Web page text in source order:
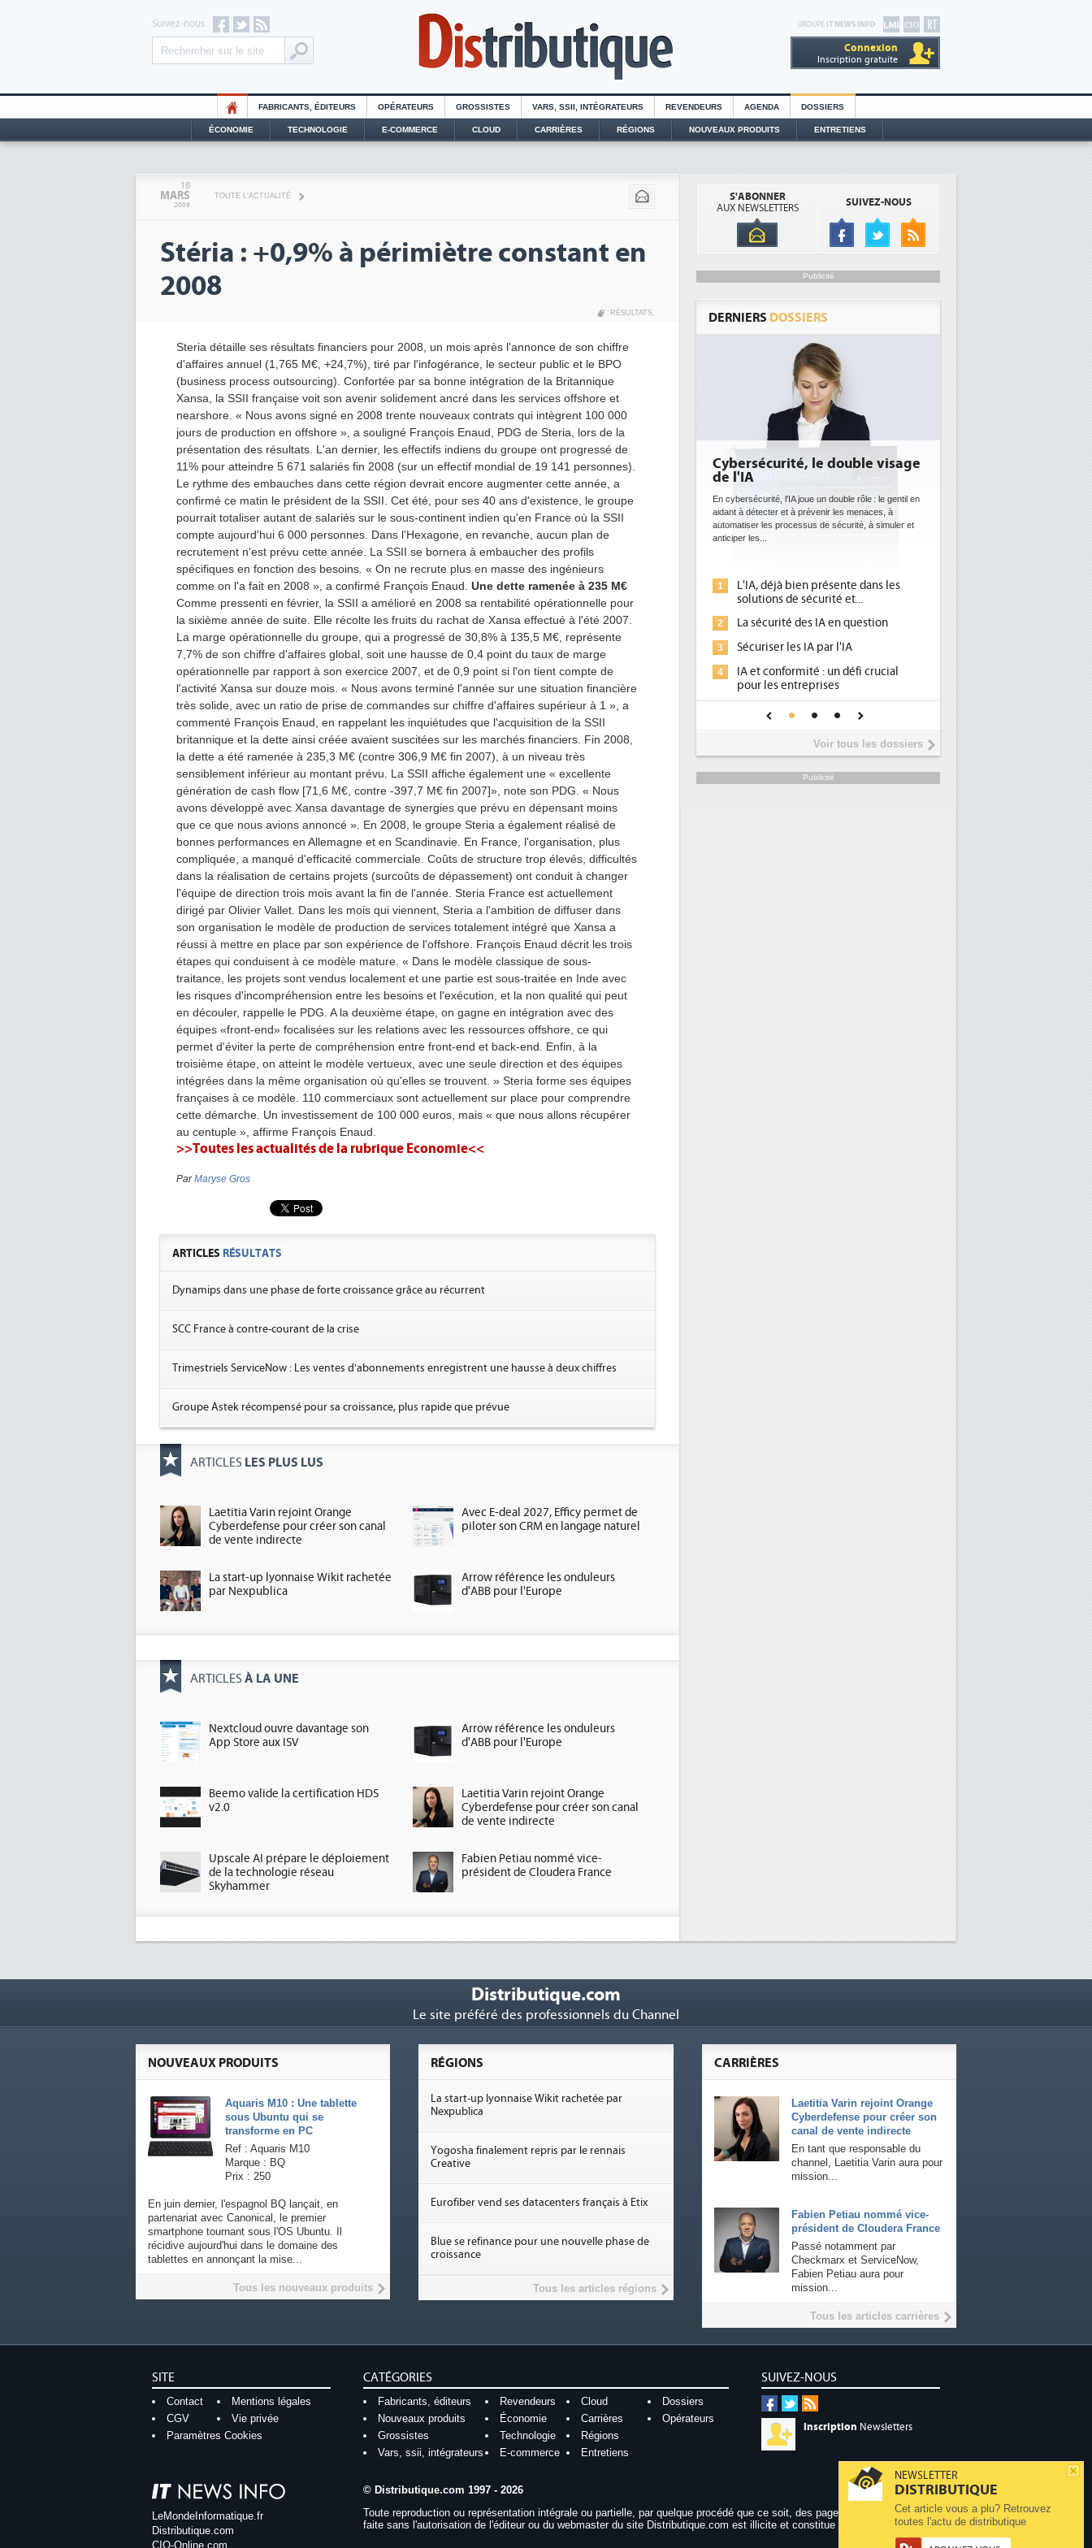
GROUPE IT NEWS INFO
Connexion
Inscription gratuite
Suivez-nous
FABRICANTS, ÉDITEURS OPÉRATEURS GROSSISTES VARS, SSII, INTÉGRATEURS REVENDEURS AGENDA DOSSIERS
ÉCONOMIE TECHNOLOGIE E-COMMERCE CLOUD CARRIÈRES RÉGIONS NOUVEAUX PRODUITS ENTRETIENS
18
MARS
2009
TOUTE L'ACTUALITÉ
Stéria : +0,9% à périmiètre constant en
2008
RÉSULTATS,
Steria détaille ses résultats financiers pour 2008, un mois après l'annonce de son chiffre
d'affaires annuel (1,765 M€, +24,7%), tiré par l'infogérance, le secteur public et le BPO
(business process outsourcing). Confortée par sa bonne intégration de la Britannique
Xansa, la SSII française voit son avenir solidement ancré dans les services offshore et
nearshore. « Nous avons signé en 2008 trente nouveaux contrats qui intègrent 100 000
jours de production en offshore », a souligné François Enaud, PDG de Steria, lors de la
présentation des résultats. L'an dernier, les effectifs indiens du groupe ont progressé de
11% pour atteindre 5 671 salariés fin 2008 (sur un effectif mondial de 19 141 personnes).
Le rythme des embauches dans cette région devrait encore augmenter cette année, a
confirmé ce matin le président de la SSII. Cet été, pour ses 40 ans d'existence, le groupe
pourrait totaliser autant de salariés sur le sous-continent indien qu'en France où la SSII
compte aujourd'hui 6 000 personnes. Dans l'Hexagone, en revanche, aucun plan de
recrutement n'est prévu cette année. La SSII se bornera à embaucher des profils
spécifiques en fonction des besoins. « On ne recrute plus en masse des ingénieurs
comme on l'a fait en 2008 », a confirmé François Enaud. Une dette ramenée à 235 M€
Comme pressenti en février, la SSII a amélioré en 2008 sa rentabilité opérationnelle pour
la sixième année de suite. Elle récolte les fruits du rachat de Xansa effectué à l'été 2007.
La marge opérationnelle du groupe, qui a progressé de 30,8% à 135,5 M€, représente
7,7% de son chiffre d'affaires global, soit une hausse de 0,4 point du taux de marge
opérationnelle par rapport à son exercice 2007, et de 0,9 point si l'on tient compte de
l'activité Xansa sur douze mois. « Nous avons terminé l'année sur une situation financière
très solide, avec un ratio de prise de commandes sur chiffre d'affaires supérieur à 1 », a
commenté François Enaud, en rappelant les inquiétudes que l'acquisition de la SSII
britannique et la dette ainsi créée avaient suscitées sur les marchés financiers. Fin 2008,
la dette a été ramenée à 235,3 M€ (contre 306,9 M€ fin 2007), à un niveau très
sensiblement inférieur au montant prévu. La SSII affiche également une « excellente
génération de cash flow [71,6 M€, contre -397,7 M€ fin 2007]», note son PDG. « Nous
avons développé avec Xansa davantage de synergies que prévu en dépensant moins
que ce que nous avions annoncé ». En 2008, le groupe Steria a également réalisé de
bonnes performances en Allemagne et en Scandinavie. En France, l'organisation, plus
compliquée, a manqué d'efficacité commerciale. Coûts de structure trop élevés, difficultés
dans la réalisation de certains projets (surcoûts de dépassement) ont conduit à changer
l'équipe de direction trois mois avant la fin de l'année. Steria France est actuellement
dirigé par Olivier Vallet. Dans les mois qui viennent, Steria a l'ambition de diffuser dans
son organisation le modèle de production de services totalement intégré que Xansa a
réussi à mettre en place par son expérience de l'offshore. François Enaud décrit les trois
étapes qui conduisent à ce modèle mature. « Dans le modèle classique de sous-
traitance, les projets sont vendus localement et une partie est sous-traitée en Inde avec
les risques d'incompréhension entre les besoins et l'exécution, et la non qualité qui peut
en découler, rappelle le PDG. A la deuxième étape, on gagne en intégration avec des
équipes «front-end» focalisées sur les relations avec les ressources offshore, ce qui
permet d'éviter la perte de compréhension entre front-end et back-end. Enfin, à la
troisième étape, on atteint le modèle vertueux, avec une seule direction et des équipes
intégrées dans la même organisation où qu'elles se trouvent. » Steria forme ses équipes
françaises à ce modèle. 110 commerciaux sont actuellement sur place pour comprendre
cette démarche. Un investissement de 100 000 euros, mais « que nous allons récupérer
au centuple », affirme François Enaud.
>>Toutes les actualités de la rubrique Economie<<
ParMaryse Gros
ARTICLES RÉSULTATS
Dynamips dans une phase de forte croissance grâce au récurrent
SCC France à contre-courant de la crise
Trimestriels ServiceNow : Les ventes d'abonnements enregistrent une hausse à deux chiffres
Groupe Astek récompensé pour sa croissance, plus rapide que prévue
ARTICLES LES PLUS LUS
Laetitia Varin rejoint Orange
Cyberdefense pour créer son canal
de vente indirecte
Avec E-deal 2027, Efficy permet de
piloter son CRM en langage naturel
La start-up lyonnaise Wikit rachetée
par Nexpublica
Arrow référence les onduleurs
d'ABB pour l'Europe
ARTICLES À LA UNE
Nextcloud ouvre davantage son
App Store aux ISV
Arrow référence les onduleurs
d'ABB pour l'Europe
Beemo valide la certification HDS
v2.0
Laetitia Varin rejoint Orange
Cyberdefense pour créer son canal
de vente indirecte
Upscale AI prépare le déploiement
de la technologie réseau
Skyhammer
Fabien Petiau nommé vice-
président de Cloudera France
NEWSLETTER
DISTRIBUTIQUE
Cet article vous a plu? Retrouvez
toutes l'actu de distributique
S'ABONNER
AUX NEWSLETTERS
SUIVEZ-NOUS
Publicité
DERNIERS DOSSIERS
Cybersécurité, le double visage
de l'IA
En cybersécurité, l'IA joue un double rôle : le gentil en
aidant à détecter et à prévenir les menaces, à
automatiser les processus de sécurité, à simuler et
anticiper les...
L'IA, déjà bien présente dans les
solutions de sécurité et...
La sécurité des IA en question
Sécuriser les IA par l'IA
IA et conformité : un défi crucial
pour les entreprises
Une IA de confiance pour une IA
6
Voir tous les dossiers
Publicité
Distributique.com
Le site préféré des professionnels du Channel
CARRIÈRES
Laetitia Varin rejoint Orange
Cyberdefense pour créer son
canal de vente indirecte
En tant que responsable du
channel, Laetitia Varin aura pour
mission...
Fabien Petiau nommé vice-
président de Cloudera France
Passé notamment par
Checkmarx et ServiceNow,
Fabien Petiau aura pour
mission...
Tous les articles carrières
NOUVEAUX PRODUITS
Aquaris M10 : Une tablette
sous Ubuntu qui se
transforme en PC
Ref : Aquaris M10
Marque : BQ
Prix : 250
En juin dernier, l'espagnol BQ lançait, en
partenariat avec Canonical, le premier
smartphone tournant sous l'OS Ubuntu. Il
récidive aujourd'hui dans le domaine des
tablettes en annonçant la mise...
Tous les nouveaux produits
RÉGIONS
La start-up lyonnaise Wikit rachetée par
Nexpublica
Yogosha finalement repris par le rennais
Creative
Eurofiber vend ses datacenters français à Etix
Blue se refinance pour une nouvelle phase de
croissance
Tous les articles régions
SUIVEZ-NOUS
Inscription Newsletters
SITE
Contact
Mentions légales
CGV
Vie privée
Paramètres Cookies
CATÉGORIES
Fabricants, éditeurs Revendeurs Cloud
Dossiers
Nouveaux produits
Économie Carrières
Opérateurs
Grossistes
Technologie
Régions
Vars, ssii, intégrateurs
E-commerce Entretiens
LeMondeInformatique.fr
Distributique.com
CIO-Online.com
© Distributique.com 1997 - 2026
Toute reproduction ou représentation intégrale ou partielle, par quelque procédé que ce soit, des pages publiées sur ce site,
faite sans l'autorisation de l'éditeur ou du webmaster du site Distributique.com est illicite et constitue une contrefaçon.